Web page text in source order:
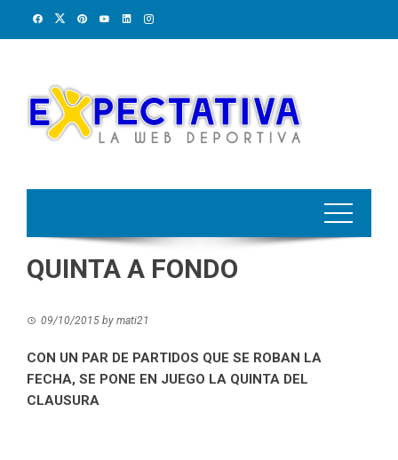
QUINTA A FONDO
09/10/2015 by mati21
CON UN PAR DE PARTIDOS QUE SE ROBAN LA
FECHA, SE PONE EN JUEGO LA QUINTA DEL
CLAUSURA